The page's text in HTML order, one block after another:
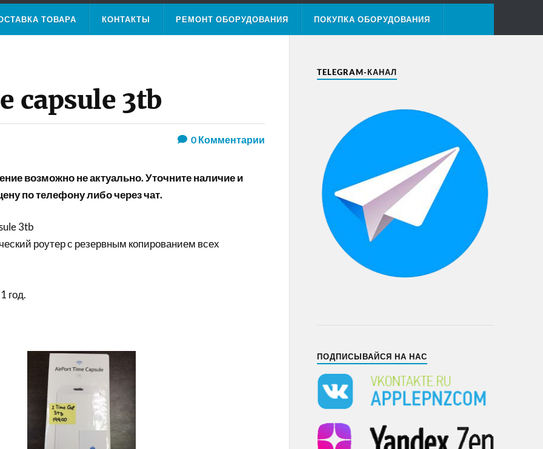
ТОВАРА КОНТАКТЫ РЕМОНТ ОБОРУДОВАНИЯ ПОКУПКА ОБОРУДОВАНИЯ
capsule 3tb
0Комментарии
возможно не актуально. Уточните наличие и
по телефону либо через чат.
3tb
роутер с резервным копированием всех
год.
TELEGRAM-КАНАЛ
ПОДПИСЫВАЙСЯ НА НАС